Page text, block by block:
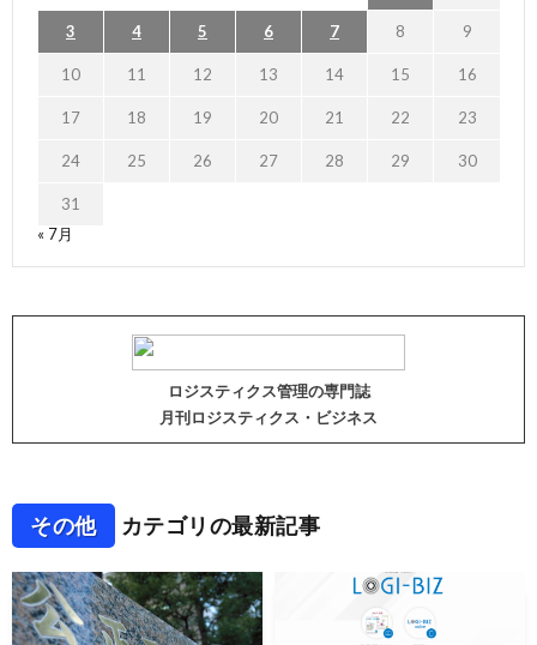
3 4 5 6 7 8 9
10 11 12 13 14 15 16
17 18 19 20 21 22 23
24 25 26 27 28 29 30
31
« 7月
ロジスティクス管理の専門誌
月刊ロジスティクス・ビジネス
その他 カテゴリの最新記事